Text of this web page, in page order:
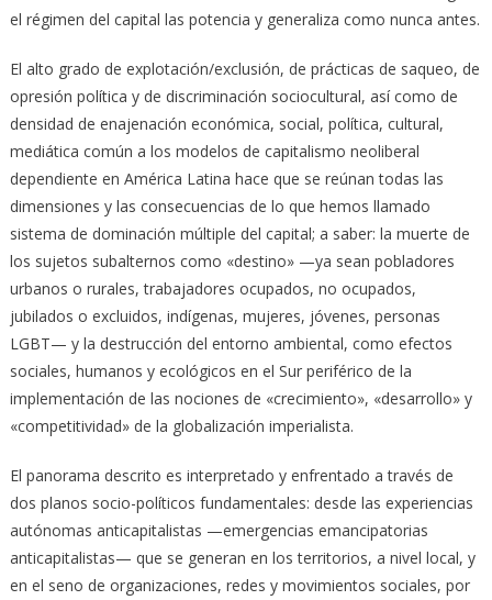
el régimen del capital las potencia y generaliza como nunca antes.
El alto grado de explotación/exclusión, de prácticas de saqueo, de
opresión política y de discriminación sociocultural, así como de
densidad de enajenación económica, social, política, cultural,
mediática común a los modelos de capitalismo neoliberal
dependiente en América Latina hace que se reúnan todas las
dimensiones y las consecuencias de lo que hemos llamado
sistema de dominación múltiple del capital; a saber: la muerte de
los sujetos subalternos como «destino» —ya sean pobladores
urbanos o rurales, trabajadores ocupados, no ocupados,
jubilados o excluidos, indígenas, mujeres, jóvenes, personas
LGBT— y la destrucción del entorno ambiental, como efectos
sociales, humanos y ecológicos en el Sur periférico de la
implementación de las nociones de «crecimiento», «desarrollo» y
«competitividad» de la globalización imperialista.
El panorama descrito es interpretado y enfrentado a través de
dos planos socio-políticos fundamentales: desde las experiencias
autónomas anticapitalistas —emergencias emancipatorias
anticapitalistas— que se generan en los territorios, a nivel local, y
en el seno de organizaciones, redes y movimientos sociales, por